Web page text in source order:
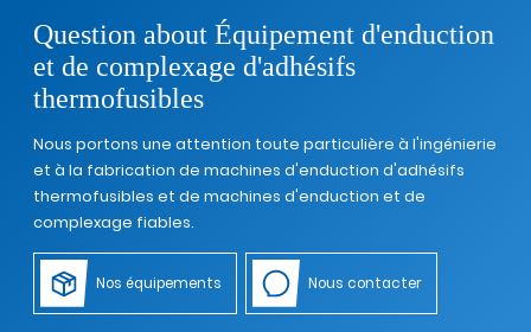
Question about Équipement d'enduction
et de complexage d'adhésifs
thermofusibles
Nous portons une attention toute particulière à l'ingénierie
et à la fabrication de machines d'enduction d'adhésifs
thermofusibles et de machines d'enduction et de
complexage fiables.
Nos équipements Nous contacter